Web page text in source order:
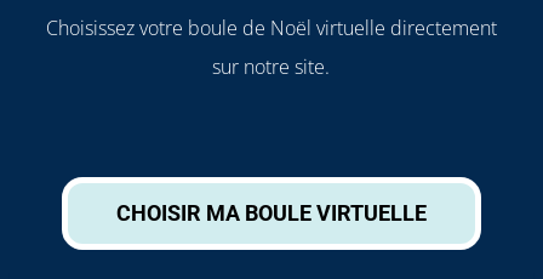
Choisissez votre boule de Noël virtuelle directement
sur notre site.
CHOISIR MA BOULE VIRTUELLE